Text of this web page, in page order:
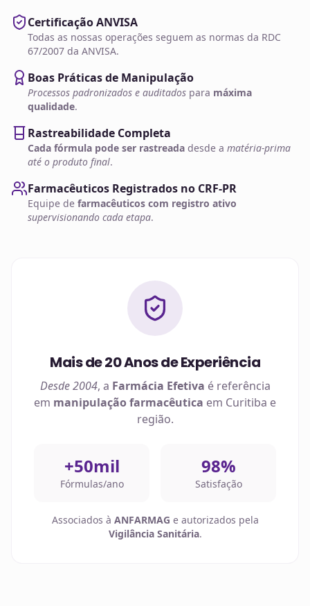
Certificação ANVISA
Todas as nossas operações seguem as normas da RDC
67/2007 da ANVISA.
Boas Práticas de Manipulação
Processos padronizados e auditados para máxima
qualidade.
Rastreabilidade Completa
Cada fórmula pode ser rastreada desde a matéria-prima
até o produto final.
Farmacêuticos Registrados no CRF-PR
Equipe de farmacêuticos com registro ativo
supervisionando cada etapa.
Mais de 20 Anos de Experiência
Desde 2004, a Farmácia Efetiva é referência
em manipulação farmacêutica em Curitiba e
região.
+50mil
Fórmulas/ano
98%
Satisfação
Associados à ANFARMAG e autorizados pela
Vigilância Sanitária.